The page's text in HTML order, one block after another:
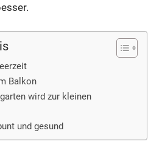
Balkon
wird zur kleinen
und gesund